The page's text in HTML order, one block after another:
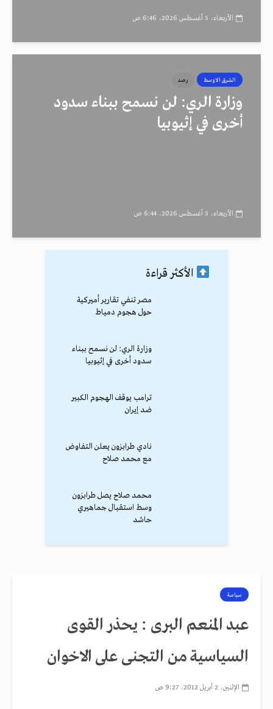
الأربعاء، 5 أغسطس 2026، 6:46 ص
الشرق الاوسط رصد
وزارة الري: لن نسمح ببناء سدود
أخرى في إثيوبيا
الأربعاء، 5 أغسطس 2026، 6:44 ص
الأكثر قراءة
مصر تنفي تقارير أميركية
حول هجوم دمياط
وزارة الري: لن نسمح ببناء
سدود أخرى في إثيوبيا
ترامب يوقف الهجوم الكبير
ضد إيران
نادي طرابزون يعلن التفاوض
مع محمد صلاح
محمد صلاح يصل طرابزون
وسط استقبال جماهيري
حاشد
سياسة
عبد المنعم البرى : يحذر القوى
السياسية من التجنى على الاخوان
الإثنين، 2 أبريل 2012، 9:27 ص